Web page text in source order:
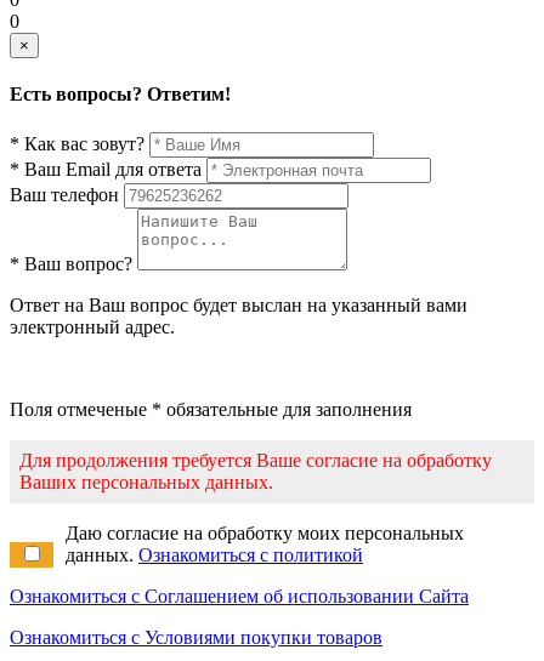
0
×
Есть вопросы? Ответим!
* Как вас зовут?
* Ваш Email для ответа
Ваш телефон
* Ваш вопрос?
Ответ на Ваш вопрос будет выслан на указанный вами
электронный адрес.
Поля отмеченые * обязательные для заполнения
Для продолжения требуется Ваше согласие на обработку
Ваших персональных данных.
Даю согласие на обработку моих персональных
данных. Ознакомиться с политикой
Ознакомиться с Соглашением об использовании Сайта
Ознакомиться с Условиями покупки товаров